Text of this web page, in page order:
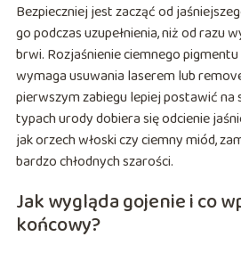
Bezpieczniej jest zacząć od
go podczas uzupełnienia, niż od razu
brwi. Rozjaśnienie ciemnego
wymaga usuwania laserem lub
pierwszym zabiegu lepiej postawić
typach urody dobiera się odcienie
jak orzech włoski czy ciemny miód,
bardzo chłodnych szarości.
Jak wygląda gojenie i co
końcowy?